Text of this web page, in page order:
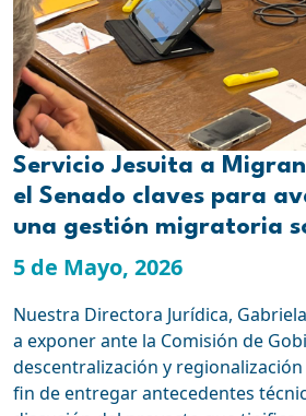
Servicio Jesuita a
el Senado claves para
una gestión migratoria
5 de Mayo, 2026
Nuestra Directora Jurídica,
a exponer ante la Comisión de
descentralización y regionalización
fin de entregar antecedentes